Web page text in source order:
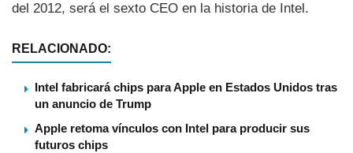
del 2012, será el sexto CEO en la historia de Intel.
RELACIONADO:
Intel fabricará chips para Apple en Estados Unidos tras
un anuncio de Trump
Apple retoma vínculos con Intel para producir sus
futuros chips